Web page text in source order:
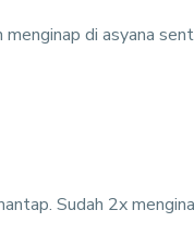
menginap di asyana
Sudah 2x